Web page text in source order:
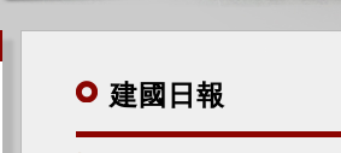
建國 日報